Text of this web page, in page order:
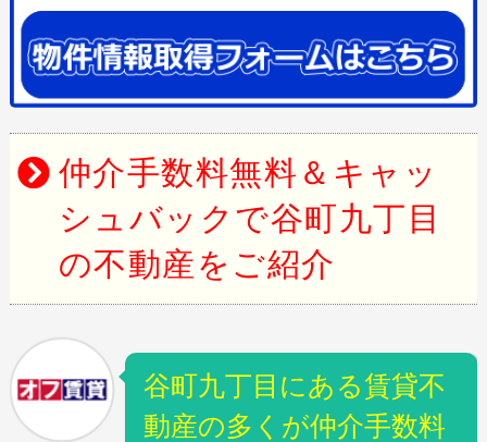
仲介手数料無料＆キャッ
シュバックで谷町九丁目
の不動産をご紹介
谷町九丁目にある賃貸不
動産の多くが仲介手数料